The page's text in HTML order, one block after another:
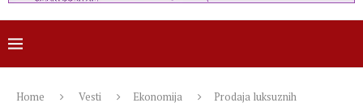
Home Vesti Ekonomija
Prodaja luksuznih